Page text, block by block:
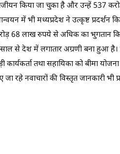
किया जा चुका है और उन्हें 537
में भी मध्यप्रदेश ने उत्कृष्ट
68 लाख रुपये से अधिक का भुगतान
साल से देश में लगातार अग्रणी बना हुआ
कार्यकर्ता तथा सहायिका को बीमा
रहे नवाचारों की विस्तृत जानकारी भी